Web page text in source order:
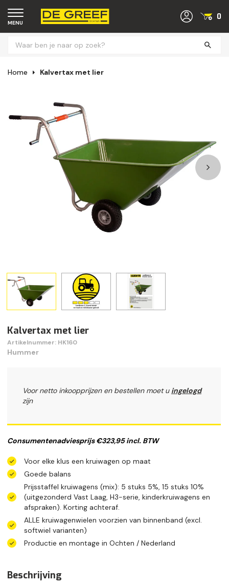
MENU
0
Home Kalvertax met lier
Kalvertax met lier
Artikelnummer: HK160
Hummer
Voor netto inkoopprijzen en bestellen moet u ingelogd
zijn
Consumentenadviesprijs €323,95 incl. BTW
Voor elke klus een kruiwagen op maat
Goede balans
Prijsstaffel kruiwagens (mix): 5 stuks 5%, 15 stuks 10%
(uitgezonderd Vast Laag, H3-serie, kinderkruiwagens en
afspraken). Korting achteraf.
ALLE kruiwagenwielen voorzien van binnenband (excl.
softwiel varianten)
Productie en montage in Ochten / Nederland
Beschrijving